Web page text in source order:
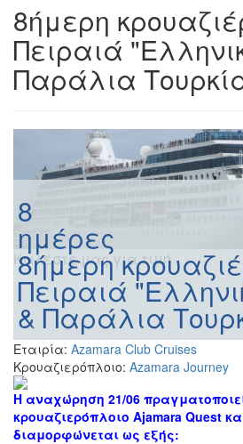
8ήμερη
Πειραιά
Παράλια
Καλέστε μας για τιμή
8
ημέρες
8ήμερη
Πειραιά
& Παράλια
Εταιρία: Azamara Club Cruises
Κρουαζιερόπλοιο: Azamara Journey
Η αναχώρηση 21/06
κρουαζιερόπλοιο Ajamara Quest
διαμορφώνεται ως εξής: